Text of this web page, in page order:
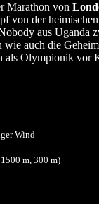
Marathon von
von der
aus Uganda
auch die
als Olympionik vor
Wind
m, 300 m)